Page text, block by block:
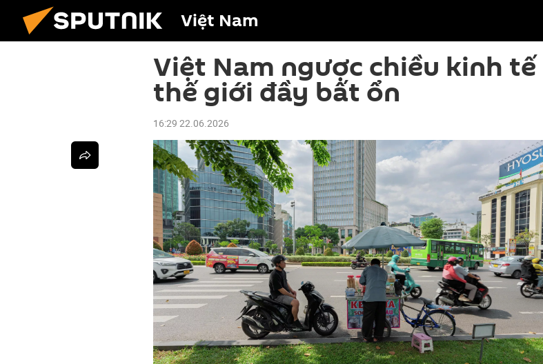
Việt Nam
Việt Nam ngược chiều kinh tế
thế giới đầy bất ổn
16:29 22.06.2026